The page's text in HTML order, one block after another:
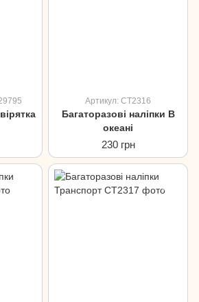
Артикул: CT2316
Багаторазові наліпки В
океані
230 грн